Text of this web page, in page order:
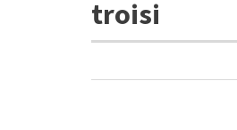
troisi